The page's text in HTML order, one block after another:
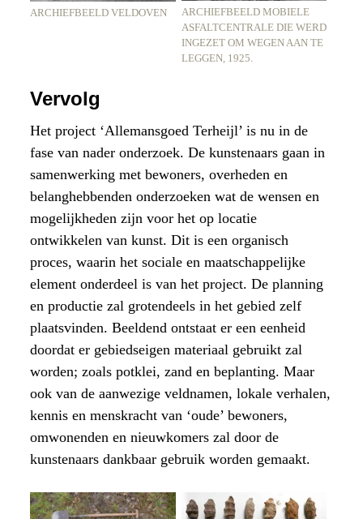
ARCHIEFBEELD VELDOVEN
ARCHIEFBEELD MOBIELE
ASFALTCENTRALE DIE WERD
INGEZET OM WEGEN AAN TE
LEGGEN, 1925.
Vervolg
Het project ‘Allemansgoed Terheijl’ is nu in de
fase van nader onderzoek. De kunstenaars gaan in
samenwerking met bewoners, overheden en
belanghebbenden onderzoeken wat de wensen en
mogelijkheden zijn voor het op locatie
ontwikkelen van kunst. Dit is een organisch
proces, waarin het sociale en maatschappelijke
element onderdeel is van het project. De planning
en productie zal grotendeels in het gebied zelf
plaatsvinden. Beeldend ontstaat er een eenheid
doordat er gebiedseigen materiaal gebruikt zal
worden; zoals potklei, zand en beplanting. Maar
ook van de aanwezige veldnamen, lokale verhalen,
kennis en menskracht van ‘oude’ bewoners,
omwonenden en nieuwkomers zal door de
kunstenaars dankbaar gebruik worden gemaakt.